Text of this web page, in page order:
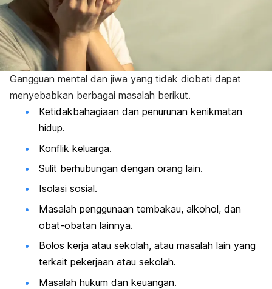
Gangguan mental dan jiwa yang tidak diobati dapat
menyebabkan berbagai masalah berikut.
Ketidakbahagiaan dan penurunan kenikmatan
hidup.
Konflik keluarga.
Sulit berhubungan dengan orang lain.
Isolasi sosial.
Masalah penggunaan tembakau, alkohol, dan
obat-obatan lainnya.
Bolos kerja atau sekolah, atau masalah lain yang
terkait pekerjaan atau sekolah.
Masalah hukum dan keuangan.